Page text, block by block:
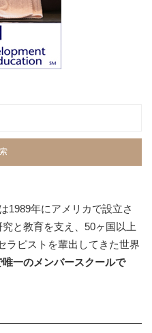
は1989年にアメリカで設立さ
と教育を支え、50ヶ国以上
ラピストを輩出してきた世界
一のメンバースクールで